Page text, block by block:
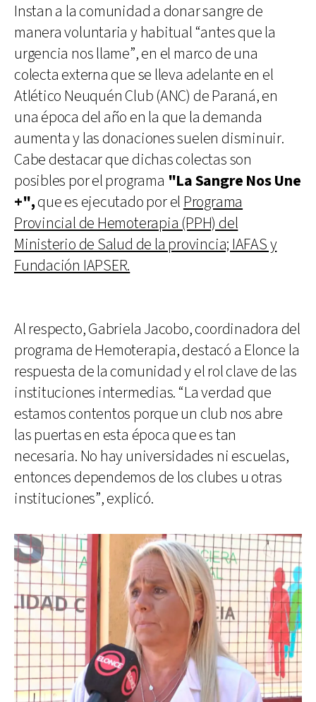
Instan a la comunidad a donar sangre de
manera voluntaria y habitual “antes que la
urgencia nos llame”, en el marco de una
colecta externa que se lleva adelante en el
Atlético Neuquén Club (ANC) de Paraná, en
una época del año en la que la demanda
aumenta y las donaciones suelen disminuir.
Cabe destacar que dichas colectas son
posibles por el programa "La Sangre Nos Une
+",que es ejecutado por el Programa
Provincial de Hemoterapia (PPH) del
Ministerio de Salud de la provincia; IAFAS y
Fundación IAPSER.
Al respecto, Gabriela Jacobo, coordinadora del
programa de Hemoterapia, destacó a Elonce la
respuesta de la comunidad y el rol clave de las
instituciones intermedias. “La verdad que
estamos contentos porque un club nos abre
las puertas en esta época que es tan
necesaria. No hay universidades ni escuelas,
entonces dependemos de los clubes u otras
instituciones”, explicó.